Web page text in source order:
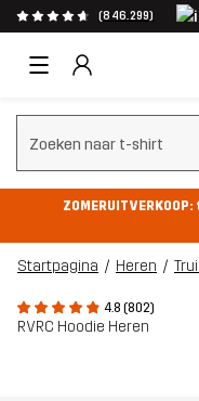
(846.299)
Zoeken wissen
Startpagina Heren
4.8 (802)
RVRC Hoodie Heren